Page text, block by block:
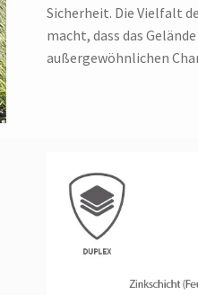
Sicherheit. Die Vielfalt
macht, dass das
außergewöhnlichen